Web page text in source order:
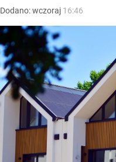
Dodano:wczoraj 16:46